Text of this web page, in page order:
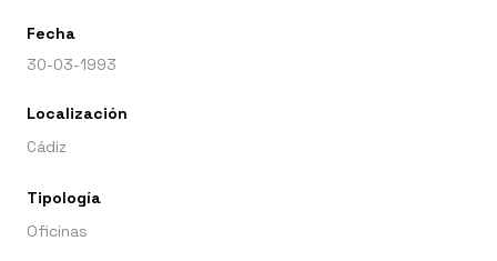
Fecha
30-03-1993
Localización
Cádiz
Tipología
Oficinas